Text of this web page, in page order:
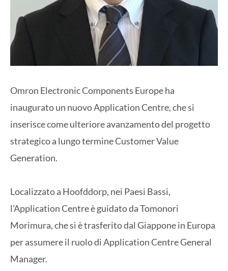
Omron Electronic Components Europe ha
inaugurato un nuovo Application Centre, che si
inserisce come ulteriore avanzamento del progetto
strategico a lungo termine Customer Value
Generation.
Localizzato a Hoofddorp, nei Paesi Bassi,
l’Application Centre è guidato da Tomonori
Morimura, che si è trasferito dal Giappone in Europa
per assumere il ruolo di Application Centre General
Manager.